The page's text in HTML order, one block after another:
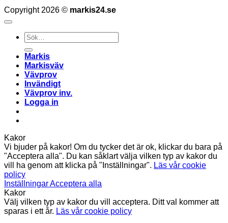
Copyright 2026 © markis24.se
Sök
efter:
Markis
Markisväv
Vävprov
Invändigt
Vävprov inv.
Logga in
Kakor
Vi bjuder på kakor! Om du tycker det är ok, klickar du bara på
"Acceptera alla". Du kan såklart välja vilken typ av kakor du
vill ha genom att klicka på "Inställningar". Läs vår cookie
policy
InställningarAcceptera alla
Kakor
Välj vilken typ av kakor du vill acceptera. Ditt val kommer att
sparas i ett år. Läs vår cookie policy